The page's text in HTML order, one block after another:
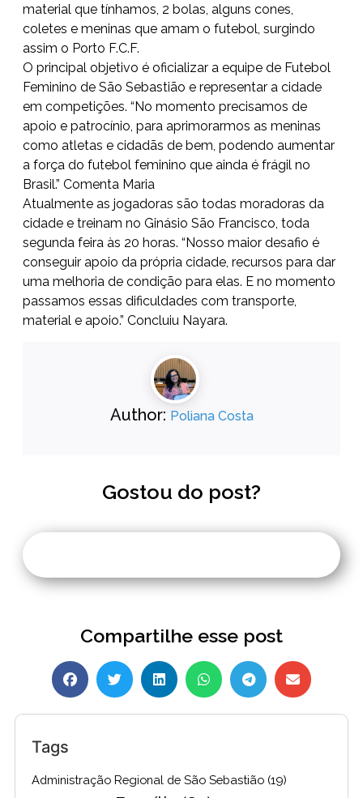
material que tínhamos, 2 bolas, alguns cones,
coletes e meninas que amam o futebol, surgindo
assim o Porto F.C.F.
O principal objetivo é oficializar a equipe de Futebol
Feminino de São Sebastião e representar a cidade
em competições. “No momento precisamos de
apoio e patrocínio, para aprimorarmos as meninas
como atletas e cidadãs de bem, podendo aumentar
a força do futebol feminino que ainda é frágil no
Brasil.” Comenta Maria
Atualmente as jogadoras são todas moradoras da
cidade e treinam no Ginásio São Francisco, toda
segunda feira às 20 horas. “Nosso maior desafio é
conseguir apoio da própria cidade, recursos para dar
uma melhoria de condição para elas. E no momento
passamos essas dificuldades com transporte,
material e apoio.” Concluiu Nayara.
Author: Poliana Costa
Gostou do post?
Compartilhe esse post
Tags
Administração Regional de São Sebastião (19)